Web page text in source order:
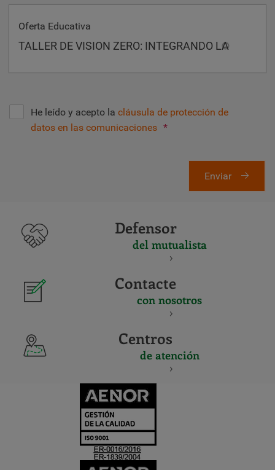
Oferta Educativa
He leído y acepto la cláusula de protección de
datos en las comunicaciones *
Enviar
Defensor
del mutualista
Contacte
con nosotros
Centros
de atención